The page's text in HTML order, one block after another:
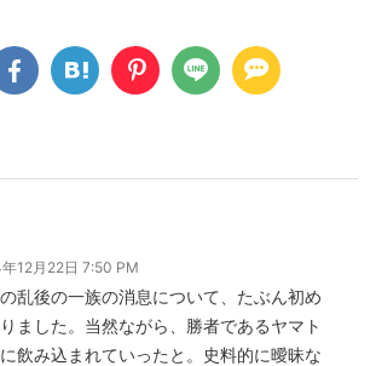
12月22日 7:50 PM
乱後の一族の消息について、たぶん初め
ました。当然ながら、勝者であるヤマト
飲み込まれていったと。史料的に曖昧な